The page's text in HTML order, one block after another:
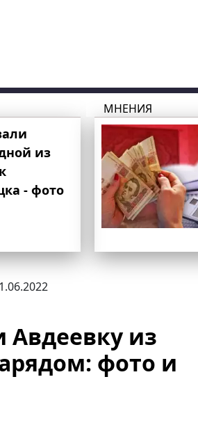
из
- фото
МНЕНИЯ
Авдеевку из
фото и